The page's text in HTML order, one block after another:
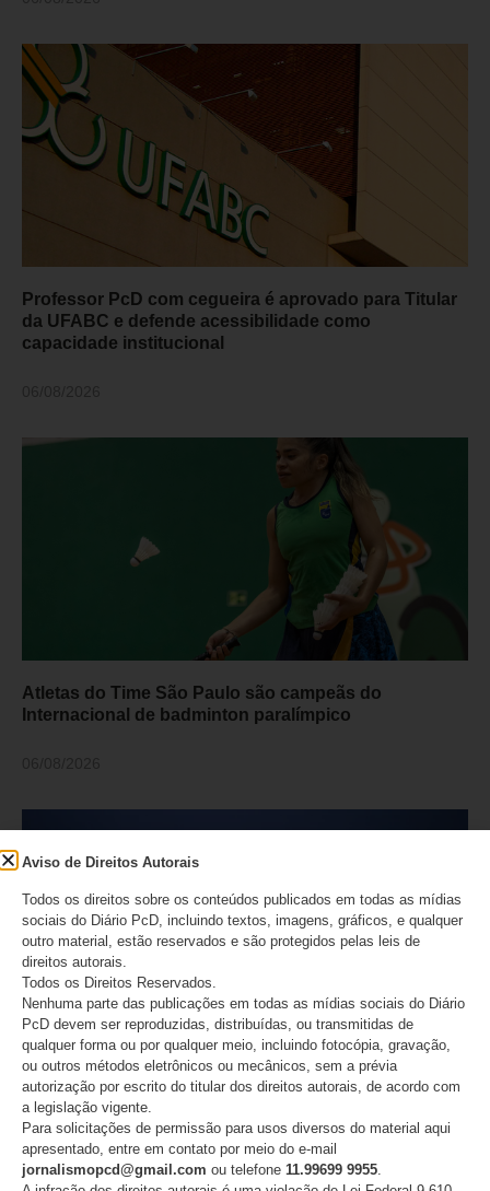
Professor PcD com cegueira é aprovado para Titular
da UFABC e defende acessibilidade como
capacidade institucional
Atletas do Time São Paulo são campeãs do
Internacional de badminton paralímpico
A conscientização avançou, a aceitação ainda não
06/08/2026
Aviso de Direitos Autorais
Todos os direitos sobre os conteúdos publicados em todas as mídias
sociais do Diário PcD, incluindo textos, imagens, gráficos, e qualquer
outro material, estão reservados e são protegidos pelas leis de
direitos autorais.
Todos os Direitos Reservados.
Nenhuma parte das publicações em todas as mídias sociais do Diário
PcD devem ser reproduzidas, distribuídas, ou transmitidas de
qualquer forma ou por qualquer meio, incluindo fotocópia, gravação,
ou outros métodos eletrônicos ou mecânicos, sem a prévia
autorização por escrito do titular dos direitos autorais, de acordo com
a legislação vigente.
Para solicitações de permissão para usos diversos do material aqui
apresentado, entre em contato por meio do e-mail
jornalismopcd@gmail.com ou telefone 11.99699 9955